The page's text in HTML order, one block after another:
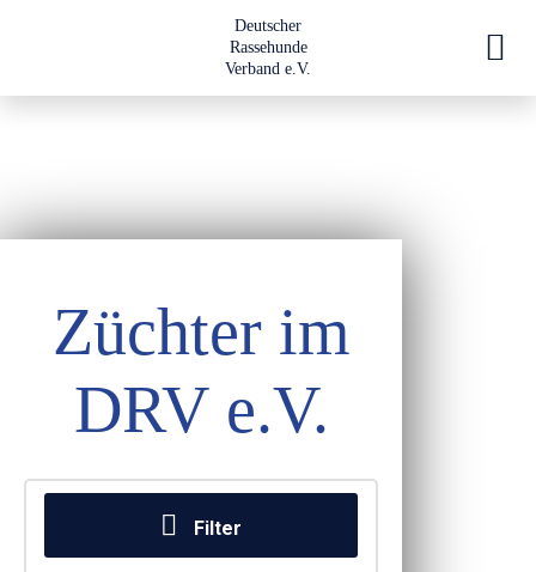
Deutscher
Rassehunde
Verband e.V.
Züchter im
DRV e.V.
Filter